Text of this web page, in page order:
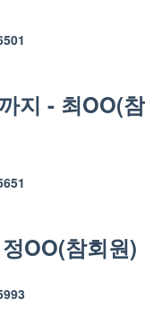
지 - 최OO(참
OO(참회원)